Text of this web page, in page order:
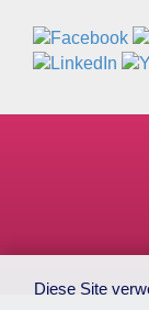
Diese Site